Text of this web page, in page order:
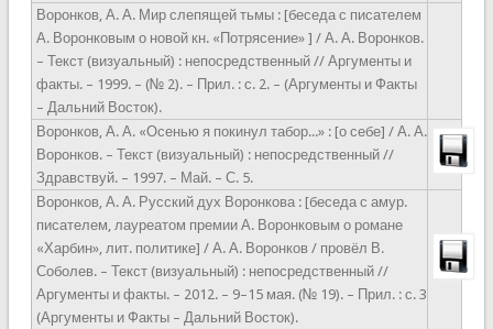
Воронков, А. А. Мир слепящей тьмы : [беседа с писателем
А. Воронковым о новой кн. «Потрясение» ] / А. А. Воронков.
– Текст (визуальный) : непосредственный // Аргументы и
факты. – 1999. – (№ 2). – Прил. : с. 2. – (Аргументы и Факты
– Дальний Восток).
Воронков, А. А. «Осенью я покинул табор...» : [о себе] / А. А.
Воронков. – Текст (визуальный) : непосредственный //
Здравствуй. – 1997. – Май. – С. 5.
Воронков, А. А. Русский дух Воронкова : [беседа с амур.
писателем, лауреатом премии А. Воронковым о романе
«Харбин», лит. политике] / А. А. Воронков / провёл В.
Соболев. – Текст (визуальный) : непосредственный //
Аргументы и факты. – 2012. – 9–15 мая. (№ 19). – Прил. : с. 3
(Аргументы и Факты – Дальний Восток).